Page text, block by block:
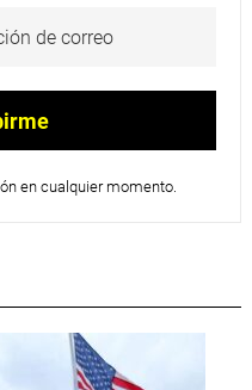
en cualquier momento.